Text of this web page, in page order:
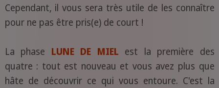
Cependant, il vous sera très utile de les connaître
pour ne pas être pris(e) de court !
La phase LUNE DE MIEL est la première des
quatre : tout est nouveau et vous avez plus que
hâte de découvrir ce qui vous entoure. C'est la